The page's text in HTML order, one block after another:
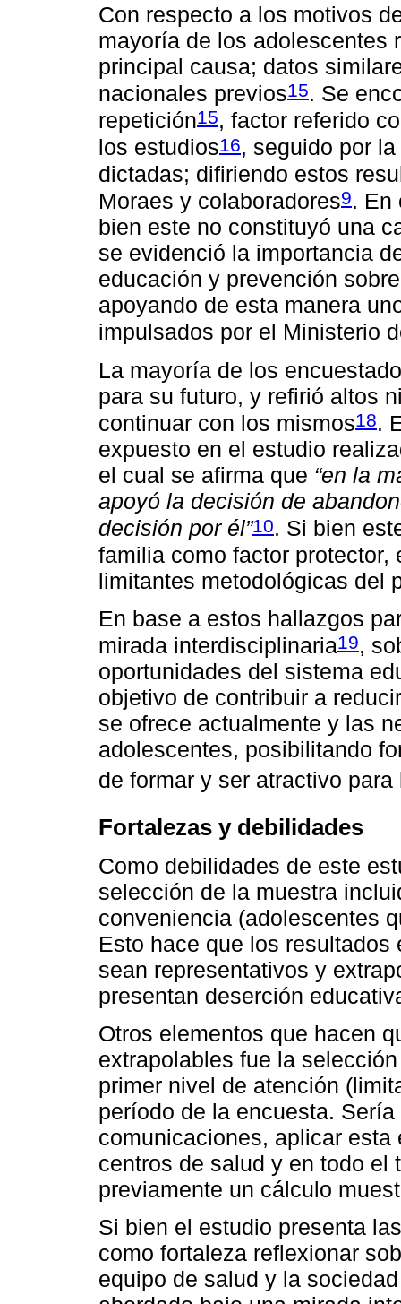
Con respecto a los motivos
mayoría de los adolescentes
principal causa; datos
nacionales previos15. Se
repetición15, factor referido
los estudios16, seguido por
dictadas; difiriendo estos
Moraes y colaboradores9. En
bien este no constituyó una
se evidenció la importancia
educación y prevención
apoyando de esta manera
impulsados por el Ministerio
La mayoría de los
para su futuro, y refirió altos
continuar con los mismos18.
expuesto en el estudio
el cual se afirma que “en la
apoyó la decisión de
decisión por él”10. Si bien
familia como factor
limitantes metodológicas del
En base a estos hallazgos
mirada interdisciplinaria19,
oportunidades del sistema
objetivo de contribuir a
se ofrece actualmente y las
adolescentes, posibilitando
de formar y ser atractivo
Fortalezas y debilidades
Como debilidades de este
selección de la muestra
conveniencia (adolescentes
Esto hace que los
sean representativos y
presentan deserción
Otros elementos que hacen
extrapolables fue la
primer nivel de atención
período de la encuesta.
comunicaciones, aplicar
centros de salud y en todo el
previamente un cálculo
Si bien el estudio presenta
como fortaleza reflexionar
equipo de salud y la